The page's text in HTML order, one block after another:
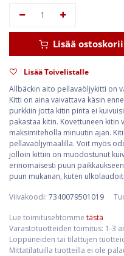
Lisää
Lisää Toivelistalle
Allbäckin aito pellavaöljykitti on
Kitti on aina vaivattava käsin
purkkiin jotta kitin pinta ei
pakastaa kitin. Kovettuneen
maksimiteholla minuutin ajan.
pellavaöljymaalilla. Voit myös
jolloin kittiin on muodostunut
erinomaisesti puun
puun mukanan, kuten
Viivakoodi: 7340079501019
Lue toimitusehtomme tästä
Varastotuotteiden toimitus: 1-3
Loppuneiden tai tilattujen
Mittatilatuilla tuotteilla ei ole